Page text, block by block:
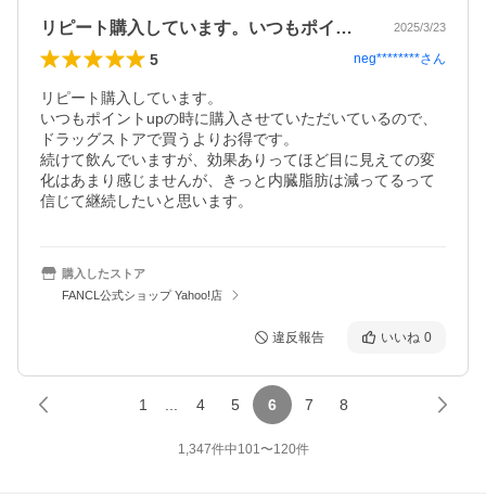
リピート購入しています。いつもポイント… 2025/3/23
5 neg********さん
リピート購入しています。
いつもポイントupの時に購入させていただいているので、
ドラッグストアで買うよりお得です。
続けて飲んでいますが、効果ありってほど目に見えての変
化はあまり感じませんが、きっと内臓脂肪は減ってるって
信じて継続したいと思います。
購入したストア
FANCL公式ショップ Yahoo!店
違反報告 いいね 0
1 4 5 6 7 8
1,347件中101〜120件